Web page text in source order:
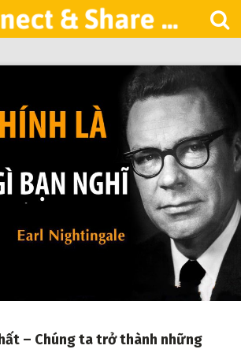
– Chúng ta trở thành những